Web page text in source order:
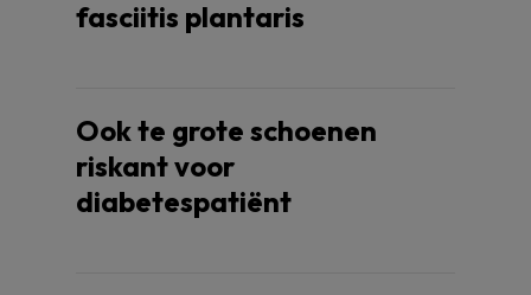
fasciitis plantaris
Ook te grote schoenen
riskant voor
diabetespatiënt